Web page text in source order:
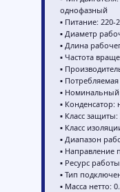
однофазный
▪ Питание: 220-
▪ Диаметр
▪ Длина
▪ Частота
▪
▪
▪ Номинальный
▪ Конденсатор:
▪ Класс защиты:
▪ Класс
▪ Диапазон
▪ Направление
▪ Ресурс
▪ Тип
▪ Масса нетто: